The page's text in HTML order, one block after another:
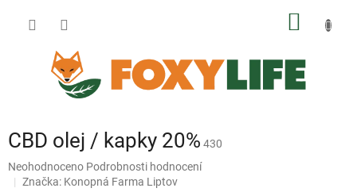
CBD olej / kapky 20% 430
Průměrné
hodnocení
Neohodnoceno Podrobnosti hodnocení
Značka: Konopná Farma Liptov